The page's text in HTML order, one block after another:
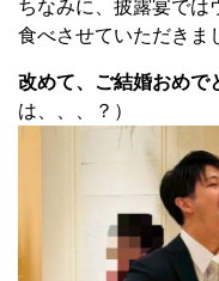
ちなみに、披露宴では
食べさせていただきま
改めて、ご結婚おめで
は、、、？）